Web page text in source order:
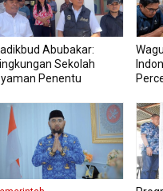
Abubakar:
Sekolah
Penentu